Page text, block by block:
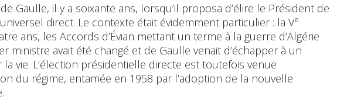
Gaulle, il y a soixante ans, lorsqu’il proposa d’élire le Président de
direct. Le contexte était évidemment particulier : la Ve
ans, les Accords d’Évian mettant un terme à la guerre d’Algérie
ministre avait été changé et de Gaulle venait d’échapper à un
vie. L’élection présidentielle directe est toutefois venue
du régime, entamée en 1958 par l’adoption de la nouvelle